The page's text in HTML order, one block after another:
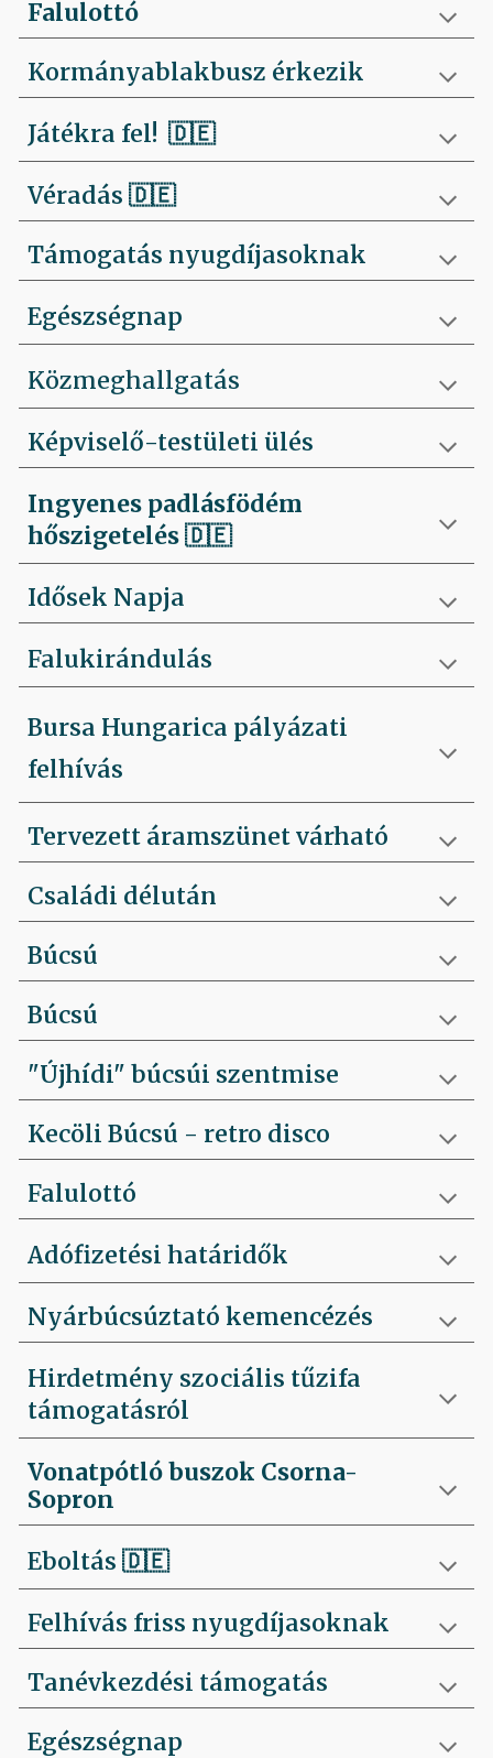
Falulottó
Kormányablakbusz érkezik
Játékra fel!🇩🇪
Véradás🇩🇪
Támogatás nyugdíjasoknak
Egészségnap
Közmeghallgatás
Képviselő-testületi ülés
Ingyenes padlásfödém
hőszigetelés🇩🇪
Idősek Napja
Falukirándulás
Bursa Hungarica pályázati
felhívás
Tervezett áramszünet várható
Családi délután
Búcsú
Búcsú
"Újhídi" búcsúi szentmise
Kecöli Búcsú - retro disco
Falulottó
Adófizetési határidők
Nyárbúcsúztató kemencézés
Hirdetmény szociális tűzifa
támogatásról
Vonatpótló buszok Csorna-
Sopron
Eboltás🇩🇪
Felhívás friss nyugdíjasoknak
Tanévkezdési támogatás
Egészségnap